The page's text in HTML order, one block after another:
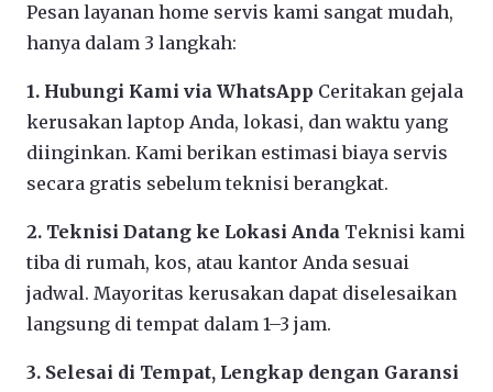
Pesan layanan home servis kami sangat mudah,
hanya dalam 3 langkah:
1. Hubungi Kami via WhatsApp Ceritakan gejala
kerusakan laptop Anda, lokasi, dan waktu yang
diinginkan. Kami berikan estimasi biaya servis
secara gratis sebelum teknisi berangkat.
2. Teknisi Datang ke Lokasi Anda Teknisi kami
tiba di rumah, kos, atau kantor Anda sesuai
jadwal. Mayoritas kerusakan dapat diselesaikan
langsung di tempat dalam 1–3 jam.
3. Selesai di Tempat, Lengkap dengan Garansi